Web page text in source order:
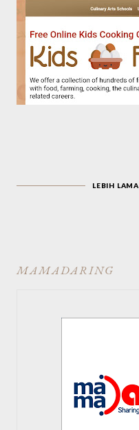
LEBIH LAMA
MAMADARING